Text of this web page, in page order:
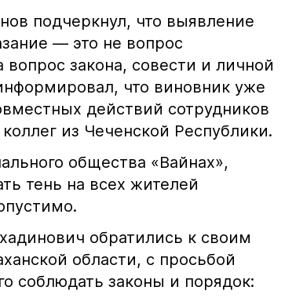
подчеркнул, что выявление
— это не вопрос
закона, совести и личной
что виновник уже
действий сотрудников
из Чеченской Республики.
общества «Вайнах»,
тень на всех жителей
обратились к своим
области, с просьбой
соблюдать законы и порядок: